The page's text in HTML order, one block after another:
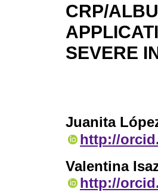
CRP/
SEVERE
Juanita
http://
Valentina
http://